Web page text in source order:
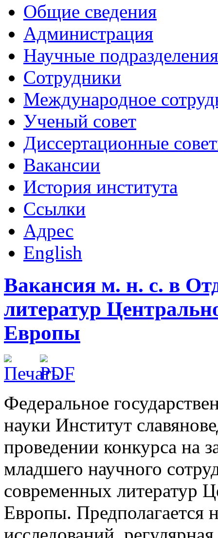
Общие сведения
Администрация
Научные подразделения
Сотрудники
Международное
Ученый совет
Диссертационные
Вакансии
История института
Ссылки
Адрес
English
Вакансия м. н. с. в
литератур
Европы
Федеральное
науки Институт
проведении конкурса на
младшего научного
современных литератур
Европы. Предполагается